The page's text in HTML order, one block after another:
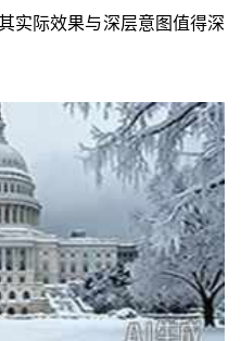
实际效果与深层意图值得深